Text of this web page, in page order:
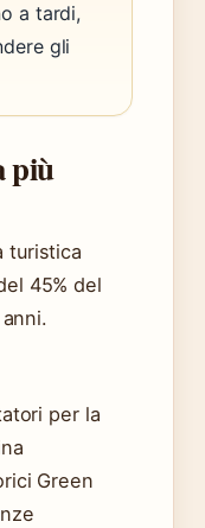
a tardi,
gli
più
turistica
45% del
per la
Green